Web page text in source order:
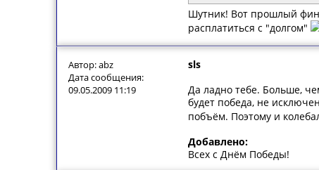
Шутник! Вот прошлый
расплатиться с "долгом"
Автор: abz
Дата сообщения:
09.05.2009 11:19
sls
Да ладно тебе. Больше,
будет победа, не
побъём. Поэтому и
Добавлено:
Всех с Днём Победы!